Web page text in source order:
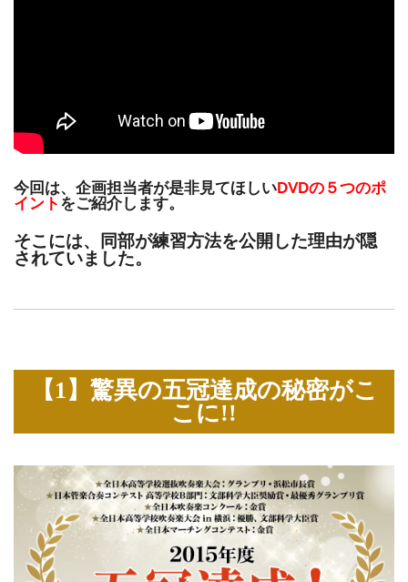
今回は、企画担当者が是非見てほしいDVDの５つのポ
イント をご紹介します。
そこには、同部が練習方法を公開した理由が隠
されていました。
【1】驚異の五冠達成の秘密がこ
こに!!